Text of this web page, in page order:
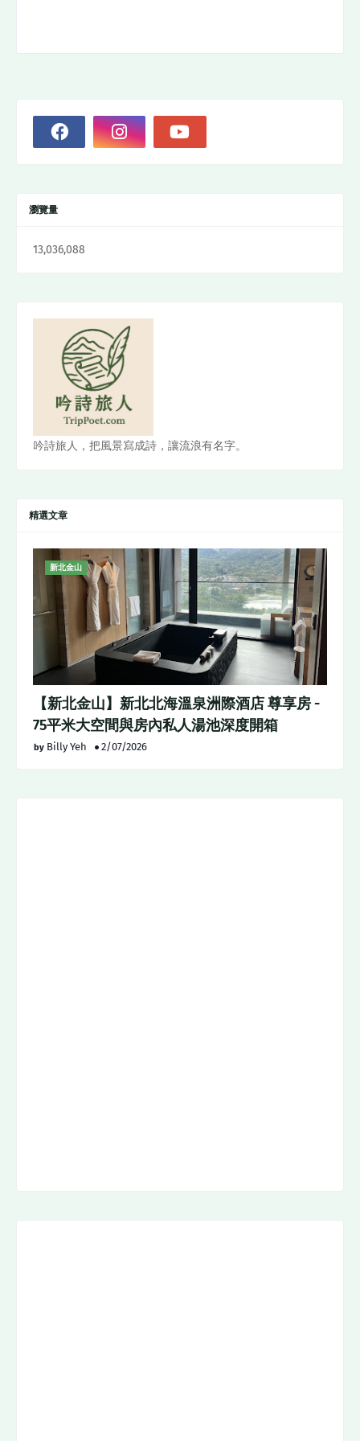
瀏覽量
13,036,088
吟詩旅人，把風景寫成詩，讓流浪有名字。
精選文章
新北金山
【新北金山】新北北海溫泉洲際酒店 尊享房 -
75平米大空間與房內私人湯池深度開箱
Billy Yeh 2/07/2026